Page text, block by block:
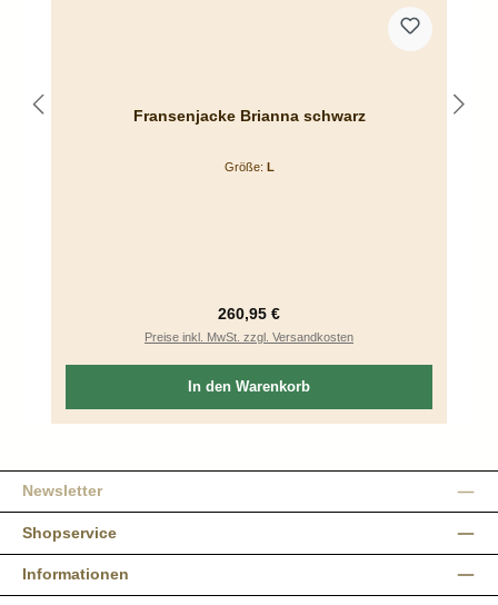
Fransenjacke Brianna schwarz
Größe: L
Regulärer Preis:
260,95 €
Preise inkl. MwSt. zzgl. Versandkosten
In den Warenkorb
Newsletter
Shopservice
Informationen